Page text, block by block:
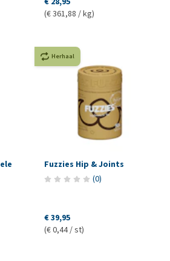
(€ 361,88 / kg)
Herhaal
Fuzzies Hip & Joints
(0)
€ 39,95
(€ 0,44 / st)